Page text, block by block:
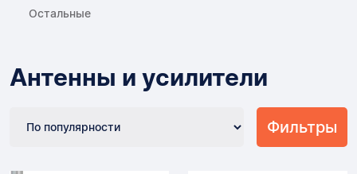
Остальные
Антенны и усилители
Фильтры